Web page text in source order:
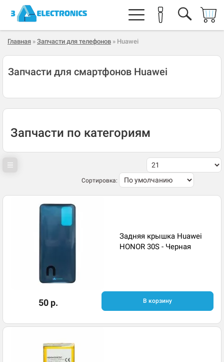
Главная » Запчасти для телефонов » Huawei
Запчасти для смартфонов Huawei
Запчасти по категориям
Сортировка:
Задняя крышка Huawei
HONOR 30S - Черная
50 р. В корзину